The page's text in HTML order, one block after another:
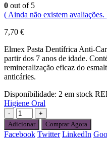
0 out of 5
( Ainda não existem avaliações.
7,70 €
Elmex Pasta Dentífrica Anti-
partir dos 7 anos de idade.
remineralização eficaz do
anticáries.
Disponibilidade: 2 em stock
Higiene Oral
-
+
Adicionar
Comprar Agora
Facebook Twitter LinkedIn